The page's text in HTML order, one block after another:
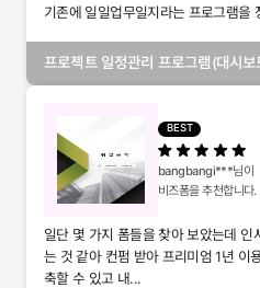
기존에 일일업무일지라는 프로그램을
프로젝트 일정관리 프로그램(대시
BEST
bangbangi***님이
비즈폼을 추천합니다.
일단 몇 가지 폼들을 찾아 보았는데
는 것 같아 컨펌 받아 프리미엄 1년 이
축할 수 있고 내...